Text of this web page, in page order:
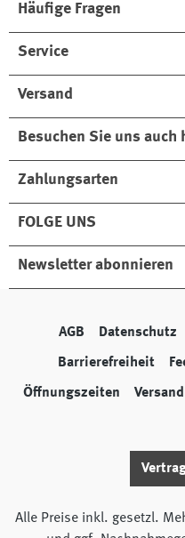
Häufige Fragen
Service
Versand
Besuchen Sie uns auch
Zahlungsarten
FOLGE UNS
Newsletter abonnieren
AGB Datenschutz
Barrierefreiheit
Öffnungszeiten
Alle Preise inkl. gesetzl.